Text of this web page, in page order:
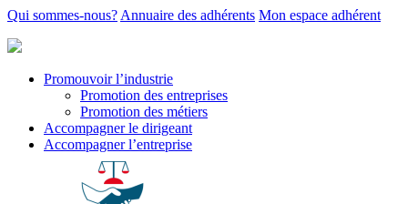
Qui sommes-nous? Annuaire des adhérents Mon espace adhérent
Promouvoir l’industrie
Promotion des entreprises
Promotion des métiers
Accompagner le dirigeant
Accompagner l’entreprise